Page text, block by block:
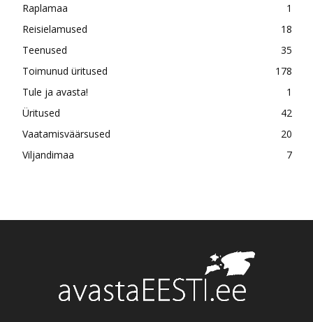
Raplamaa
1
Reisielamused
18
Teenused
35
Toimunud üritused
178
Tule ja avasta!
1
Üritused
42
Vaatamisväärsused
20
Viljandimaa
7